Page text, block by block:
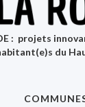
: projets
du